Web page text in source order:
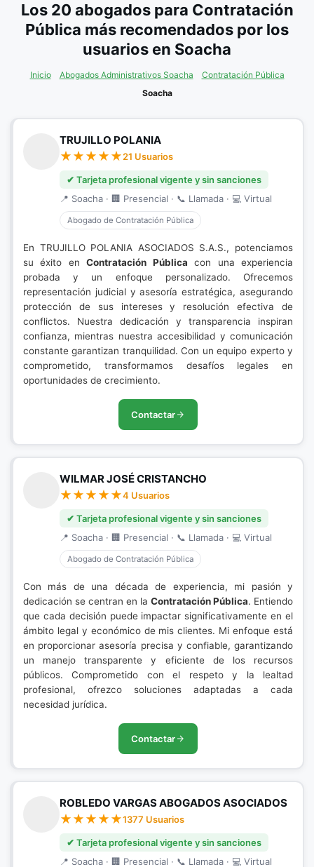
Los 20 abogados para Contratación
Pública más recomendados por los
usuarios en Soacha
Inicio Abogados Administrativos Soacha
Contratación Pública
Soacha
TRUJILLO POLANIA
21 Usuarios
✔ Tarjeta profesional vigente y sin sanciones
📍 Soacha · 🏢 Presencial · 📞 Llamada · 💻 Virtual
Abogado de Contratación Pública
En TRUJILLO POLANIA ASOCIADOS S.A.S., potenciamos
su éxito enContratación Pública con una experiencia
probada y un enfoque personalizado. Ofrecemos
representación judicial y asesoría estratégica, asegurando
protección de sus intereses y resolución efectiva de
conflictos. Nuestra dedicación y transparencia inspiran
confianza, mientras nuestra accesibilidad y comunicación
constante garantizan tranquilidad. Con un equipo experto y
comprometido, transformamos desafíos legales en
oportunidades de crecimiento.
Contactar
WILMAR JOSÉ CRISTANCHO
4 Usuarios
✔ Tarjeta profesional vigente y sin sanciones
📍 Soacha · 🏢 Presencial · 📞 Llamada · 💻 Virtual
Abogado de Contratación Pública
Con más de una década de experiencia, mi pasión y
dedicación se centran en la Contratación Pública. Entiendo
que cada decisión puede impactar significativamente en el
ámbito legal y económico de mis clientes. Mi enfoque está
en proporcionar asesoría precisa y confiable, garantizando
un manejo transparente y eficiente de los recursos
públicos. Comprometido con el respeto y la lealtad
profesional, ofrezco soluciones adaptadas a cada
necesidad jurídica.
Contactar
ROBLEDO VARGAS ABOGADOS ASOCIADOS
1377 Usuarios
✔ Tarjeta profesional vigente y sin sanciones
📍 Soacha · 🏢 Presencial · 📞 Llamada · 💻 Virtual